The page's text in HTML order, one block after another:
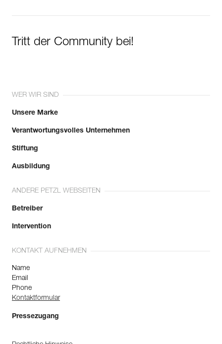
Tritt der Community bei!
WER WIR SIND
Unsere Marke
Verantwortungsvolles Unternehmen
Stiftung
Ausbildung
ANDERE PETZL WEBSEITEN
Betreiber
Intervention
KONTAKT AUFNEHMEN
Name
Email
Phone
Kontaktformular
Pressezugang